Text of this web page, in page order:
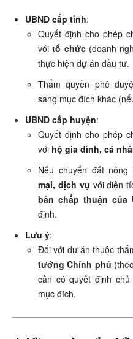
UBND cấp tỉnh:
Quyết định cho phép
vớitổ chức(doanh
thực hiện dự án đầu tư.
Thẩm quyền phê
sang mục đích khác
UBND cấp huyện:
Quyết định cho phép
với hộ gia đình, cá
Nếu chuyển đất
mại, dịch vụ với diện
bản chấp thuận của
định.
Lưu ý:
Đối với dự án thuộc
tướng Chính phủ
cần có quyết định
mục đích.